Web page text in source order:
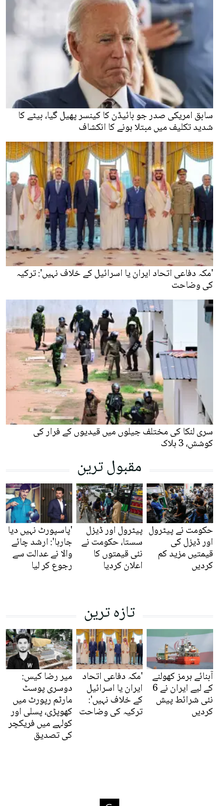
سابق امریکی صدر جو بائیڈن کا کینسر پھیل گیا، بیٹے کا
شدید تکلیف میں مبتلا ہونے کا انکشاف
'مکہ دفاعی اتحاد ایران یا اسرائیل کے خلاف نہیں': ترکیہ
کی وضاحت
سری لنکا کی مختلف جیلوں میں قیدیوں کے فرار کی
کوشش، 3 ہلاک
مقبول ترین
حکومت نے پیٹرول
اور ڈیزل کی
قیمتیں مزید کم
کردیں
پیٹرول اور ڈیزل
سستا، حکومت نے
نئی قیمتوں کا
اعلان کردیا
'پاسپورٹ نہیں دیا
جارہا': ارشد چائے
والا نے عدالت سے
رجوع کر لیا
تازہ ترین
آبنائے ہرمز کھولنے
کے لیے ایران نے 6
نئی شرائط پیش
کردیں
'مکہ دفاعی اتحاد
ایران یا اسرائیل
کے خلاف نہیں':
ترکیہ کی وضاحت
میر رضا کیس:
دوسری پوسٹ
مارٹم رپورٹ میں
کھوپڑی، پسلی اور
کولہے میں فریکچر
کی تصدیق